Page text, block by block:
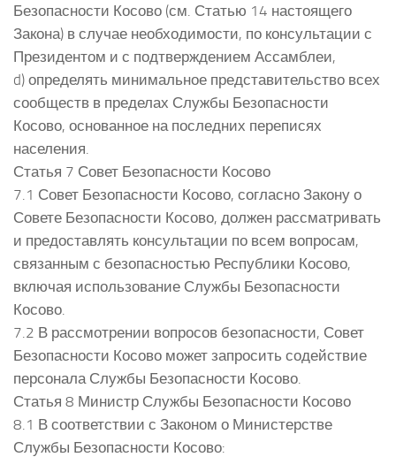
Безопасности Косово (см. Статью 14 настоящего
Закона) в случае необходимости, по консультации с
Президентом и с подтверждением Ассамблеи,
d) определять минимальное представительство всех
сообществ в пределах Службы Безопасности
Косово, основанное на последних переписях
населения.
Статья 7 Совет Безопасности Косово
7.1 Совет Безопасности Косово, согласно Закону о
Совете Безопасности Косово, должен рассматривать
и предоставлять консультации по всем вопросам,
связанным с безопасностью Республики Косово,
включая использование Службы Безопасности
Косово.
7.2 В рассмотрении вопросов безопасности, Совет
Безопасности Косово может запросить содействие
персонала Службы Безопасности Косово.
Статья 8 Министр Службы Безопасности Косово
8.1 В соответствии с Законом о Министерстве
Службы Безопасности Косово: